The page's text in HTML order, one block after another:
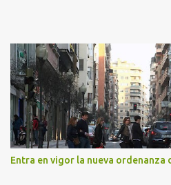
Entra en vigor la nueva